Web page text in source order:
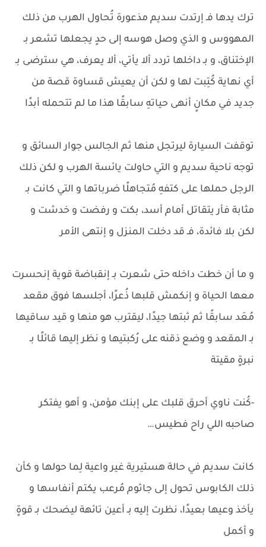
ترك يدها فـ إرتدت سديم مذعورة تُحاول الهرب من ذلك
المهووس و الذي وصل هوسه إلى حدٍ يجعلها تشعر بـ
الإختناق، و بـ داخلها تردد ألا يأتي، ألا يعرف، هي سترضى بـ
أي نهاية كُتِبت لها و لكن أن يعيش قساوة قصة من
جديد في مكانٍ أنهى حياتهِ سابقًا هذا ما لم تتحمله أبدًا
توقفت السيارة ليرتجل منها ثم الجالس جوار السائق و
توجه ناحية سديم و التي حاولت يائسة الهرب و لكن ذلك
الرجل حملها على كتفهِ مُتجاهلًا ضرباتها و التي كانت بـ
مثابة فأر يتقاتل أمام أسد، بكت و رفضت و خدشت و
لكن بلا فائدة، فـ قد دخلت المنزل و إنتهى الأمر
و ما أن خطت داخله حتى شعرت بـ إنقباضة قوية إنحسرت
معها الحياة و إنكمش قلبها ذُعرًا، أجلسها فوق مقعد
مُعَد سابقًا ثم ثبتها جيدًا، ليقترب هو منها و قيد ساقيها
بـ المقعد و وضع ذقنه على رُكبتيها و نظر إليها قائلًا بـ
نبرةٍ مقيتة
-كُنت ناوي أحرق قلبك على إبنك مؤمن، و أهو يفتكر
صاحبه اللي راح فطيس…
كانت سديم في حالة هستيرية غير واعية لِما حولها و كأن
ذلك الكابوس تحول إلى جاثوم مُرعب يكتم أنفاسها و
يأخذ وعيها بعيدًا، نظرت إليه بـ أعين تائهة ليضحك بـ قوةٍ
و أكمل